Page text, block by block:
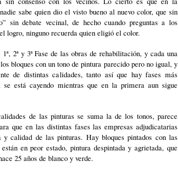
sabe quien dio el visto bueno al nuevo color, que sin
sin debate vecinal, de hecho cuando preguntas a los
logro, ninguno recuerda quien eligió el color.
2ª y 3ª Fase de las obras de rehabilitación, y cada una
bloques con un tono de pintura parecido pero no igual, y
de distintas calidades, tanto así que hay fases más
se está cayendo mientras que en la primera aun sigue
de las pinturas se suma la de los tonos, parece
que en las distintas fases las empresas adjudicatarias
y calidad de las pinturas. Hay bloques pintados con las
en peor estado, pintura despintada y agrietada, que
25 años de blanco y verde.